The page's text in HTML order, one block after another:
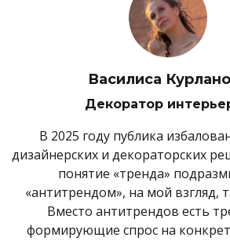
Василиса
Декоратор
В 2025 году публика
дизайнерских и декораторских
понятие «тренда»
«антитрендом», на мой взгляд,
Вместо антитрендов есть
формирующие спрос на